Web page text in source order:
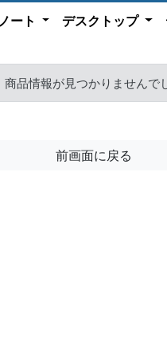
ノート デスクトップ
商品情報が見つかりませんで
前画面に戻る